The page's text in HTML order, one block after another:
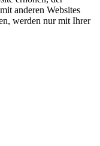
anderen Websites
werden nur mit Ihrer